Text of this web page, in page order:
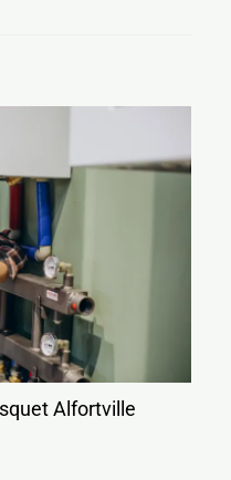
Alfortville